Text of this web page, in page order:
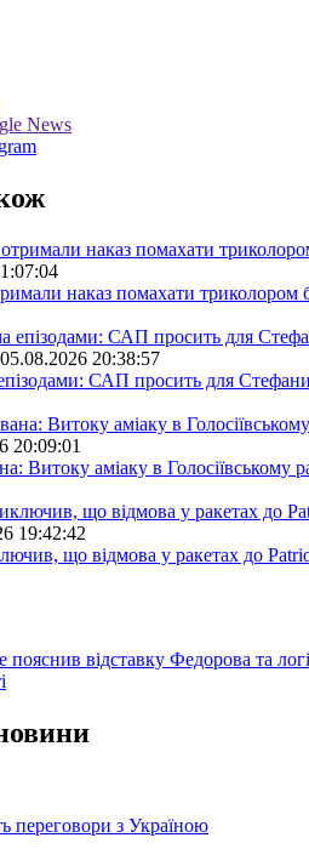
News
наказ помахати триколором
05.08.2026 20:38:57
САП просить для
20:09:01
Витоку аміаку в Голосіївському
19:42:42
що відмова у ракетах до
відставку Федорова та
з Україною